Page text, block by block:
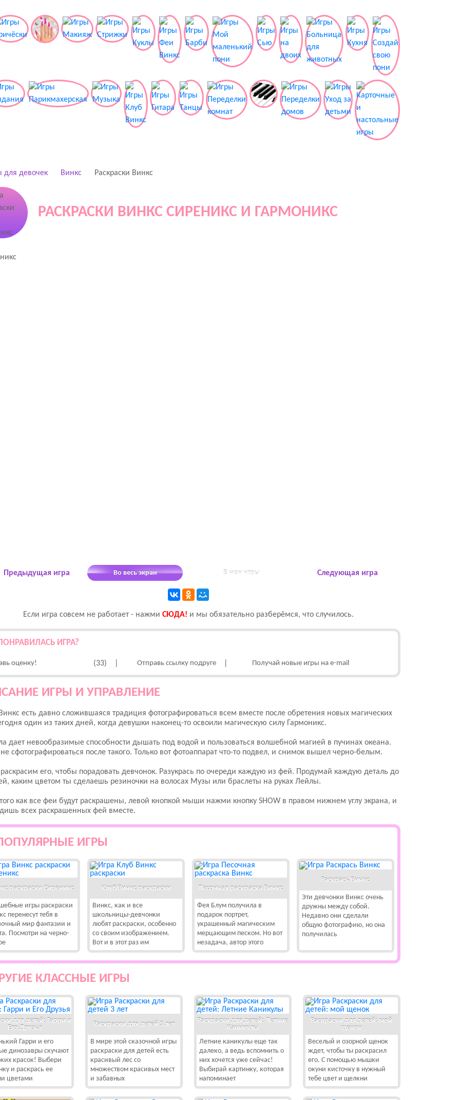
для девочек Винкс Раскраски Винкс
РАСКРАСКИ ВИНКС СИРЕНИКС И ГАРМОНИКС
Предыдущая игра Во весь экран В мои игры Следующая игра
Если игра совсем не работает - нажми CЮДА! и мы обязательно разберёмся, что случилось.
ИГРА?
оценку! (33) Отправь ссылку подруге Получай новые игры на e-mail
ИГРЫ И УПРАВЛЕНИЕ
есть давно сложившаяся традиция фотографироваться всем вместе после обретения новых магических
один из таких дней, когда девушки наконец-то освоили магическую силу Гармоникс.
дает невообразимые способности дышать под водой и пользоваться волшебной магией в пучинах океана.
сфотографироваться после такого. Только вот фотоаппарат что-то подвел, и снимок вышел черно-белым.
его, чтобы порадовать девчонок. Разукрась по очереди каждую из фей. Продумай каждую деталь до
каким цветом ты сделаешь резиночки на волосах Музы или браслеты на руках Лейлы.
как все феи будут раскрашены, левой кнопкой мыши нажми кнопку SHOW в правом нижнем углу экрана, и
всех раскрашенных фей вместе.
ИГРЫ
раскраски Сиреникс
игры раскраски
перенесут тебя в
мир фантазии и
Посмотри на черно-
Клуб Винкс раскраски
Винкс, как и все
школьницы-девчонки
любят раскраски, особенно
со своим изображением.
Вот и в этот раз им
Песочная раскраска Винкс
Фея Блум получила в
подарок портрет,
украшенный магическим
мерцающим песком. Но вот
незадача, автор этого
Раскрась Винкс
Эти девчонки Винкс очень
дружны между собой.
Недавно они сделали
общую фотографию, но она
получилась
КЛАССНЫЕ ИГРЫ
для детей: Гарри и
Его Друзья
Гарри и его
динозавры скучают
красок! Выбери
и раскрась ее
цветами
Раскраски для детей 3 лет
В мире этой сказочной игры
раскраски для детей есть
красивый лес со
множеством красивых мест
и забавных
Раскраски для детей: Летние
Каникулы
Летние каникулы еще так
далеко, а ведь вспомнить о
них хочется уже сейчас!
Выбирай картинку, которая
напоминает
Раскраски для детей: мой
щенок
Веселый и озорной щенок
ждет, чтобы ты раскрасил
его. С помощью мышки
окуни кисточку в нужный
тебе цвет и щелкни